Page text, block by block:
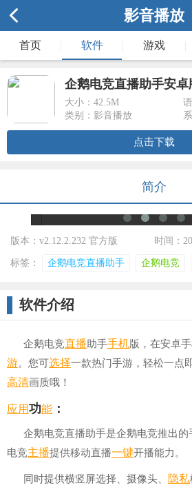
影音播放
首页 软件 游戏
企鹅电竞直播助手安卓
大小： 42.5M
类别：影音播放
点击下载
简介
版本：v2.12.2.232 官方版 时间：
标签： 企鹅电竞直播助手 企鹅电竞
软件介绍
企鹅电竞直播助手手机版，在安卓
游。您可选择一款热门手游，轻松一点
高清画质哦！
应用功能 ：
企鹅电竞直播助手是企鹅电竞推出的
电竞主播提供移动直播一键开播能力。
同时提供横竖屏选择、摄像头、 隐私